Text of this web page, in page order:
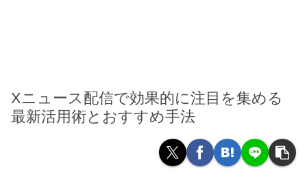
Xニュース配信で効果的に注目を集める
最新活用術とおすすめ手法